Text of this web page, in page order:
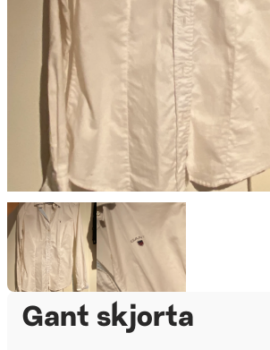
Gant skjorta